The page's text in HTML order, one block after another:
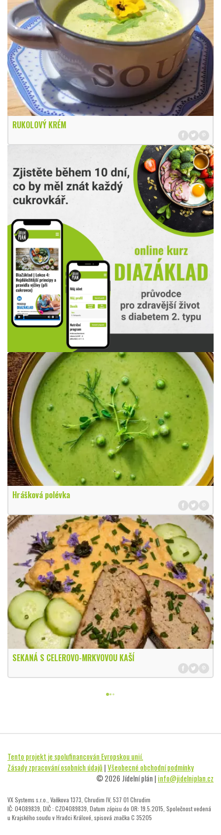
RUKOLOVÝ KRÉM
Hrášková polévka
SEKANÁ S CELEROVO-MRKVOVOU KAŠÍ
Tento projekt je spolufinancován Evropskou unií.
Zásady zpracování osobních údajů |Všeobecné obchodní podmínky
© 2026 Jídelní plán | info@jidelniplan.cz
VX Systems s.r.o., Vaňkova 1373, Chrudim IV, 537 01 Chrudim
IČ: 04089839, DIČ : CZ04089839, Datum zápisu do OR: 19.5.2015, Společnost vedená
u Krajského soudu v Hradci Králové, spisová značka C 35205